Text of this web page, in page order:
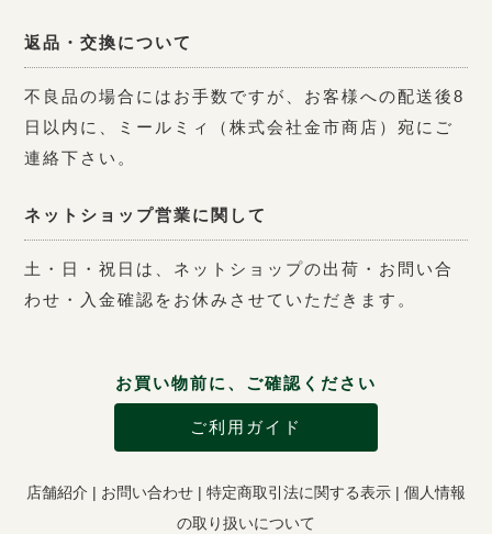
返品・交換について
不良品の場合にはお手数ですが、お客様への配送後8
日以内に、ミールミィ（株式会社金市商店）宛にご
連絡下さい。
ネットショップ営業に関して
土・日・祝日は、ネットショップの出荷・お問い合
わせ・入金確認をお休みさせていただきます。
お買い物前に、ご確認ください
ご利用ガイド
店舗紹介 | お問い合わせ | 特定商取引法に関する表示 | 個人情報
の取り扱いについて